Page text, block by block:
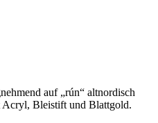
auf „rún“ altnordisch
Acryl, Bleistift und Blattgold.